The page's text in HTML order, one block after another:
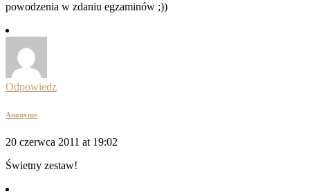
powodzenia w zdaniu egzaminów ;))
Odpowiedz
Anonyme
20 czerwca 2011 at 19:02
Świetny zestaw!